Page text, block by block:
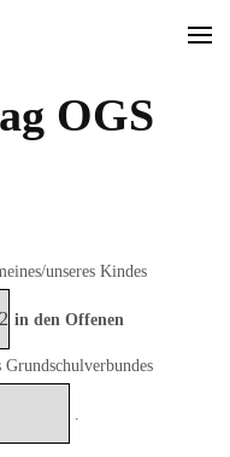
OGS
unseres Kindes
in den Offenen
Grundschulverbundes